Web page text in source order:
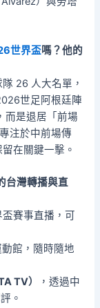
世界盃嗎？他的
26 人大名單，
世足阿根廷陣
而是退居「前場
注於中前場傳
在關鍵一擊。
台灣轉播與直
賽事直播，可
館，隨時隨地
TV）
，透過中
。